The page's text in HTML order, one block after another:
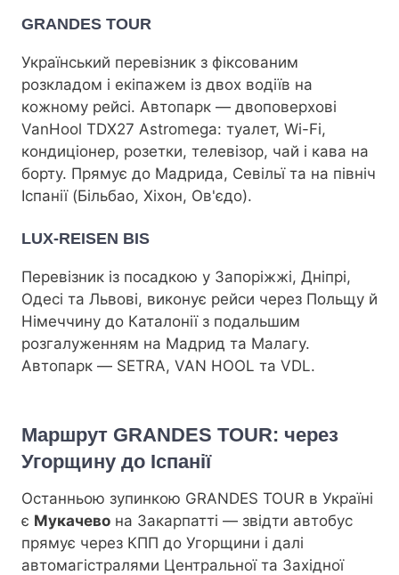
GRANDES TOUR
Український перевізник з фіксованим
розкладом і екіпажем із двох водіїв на
кожному рейсі. Автопарк — двоповерхові
VanHool TDX27 Astromega: туалет, Wi-Fi,
кондиціонер, розетки, телевізор, чай і кава на
борту. Прямує до Мадрида, Севільї та на північ
Іспанії (Більбао, Хіхон, Ов'єдо).
LUX-REISEN BIS
Перевізник із посадкою у Запоріжжі, Дніпрі,
Одесі та Львові, виконує рейси через Польщу й
Німеччину до Каталонії з подальшим
розгалуженням на Мадрид та Малагу.
Автопарк — SETRA, VAN HOOL та VDL.
Маршрут GRANDES TOUR: через
Угорщину до Іспанії
Останньою зупинкою GRANDES TOUR в Україні
є Мукачево на Закарпатті — звідти автобус
прямує через КПП до Угорщини і далі
автомагістралями Центральної та Західної